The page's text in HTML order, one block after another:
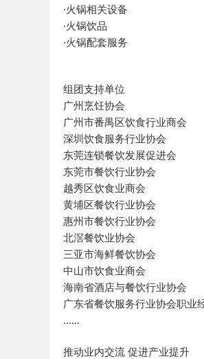
·火锅相关设备
·火锅饮品
·火锅配套服务
组团支持单位
广州烹饪协会
广州市番禺区饮食行业商会
深圳饮食服务行业协会
东莞连锁餐饮发展促进会
东莞市餐饮行业协会
越秀区饮食业商会
黄埔区餐饮行业协会
惠州市餐饮行业协会
北滘餐饮业协会
三亚市海鲜餐饮协会
中山市饮食业商会
海南省酒店与餐饮行业协会
广东省餐饮服务行业协会职业
……
推动业内交流 促进产业提升